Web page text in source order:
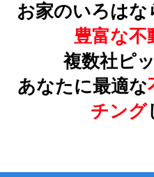
お家のいろはな
豊富な不
複数社ピ
あなたに最適な
チング